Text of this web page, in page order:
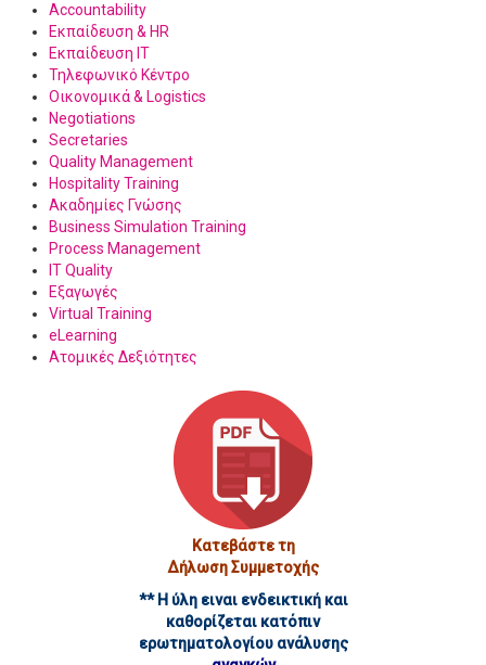
Accountability
Εκπαίδευση & HR
Εκπαίδευση IT
Τηλεφωνικό Κέντρο
Οικονομικά & Logistics
Negotiations
Secretaries
Quality Management
Hospitality Training
Ακαδημίες Γνώσης
Business Simulation Training
Process Management
IT Quality
Εξαγωγές
Virtual Training
eLearning
Ατομικές Δεξιότητες
Κατεβάστε τη
Δήλωση Συμμετοχής
** Η ύλη ειναι ενδεικτική και
καθορίζεται κατόπιν
ερωτηματολογίου ανάλυσης